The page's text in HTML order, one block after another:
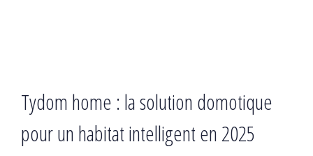
Tydom home : la solution domotique
pour un habitat intelligent en 2025